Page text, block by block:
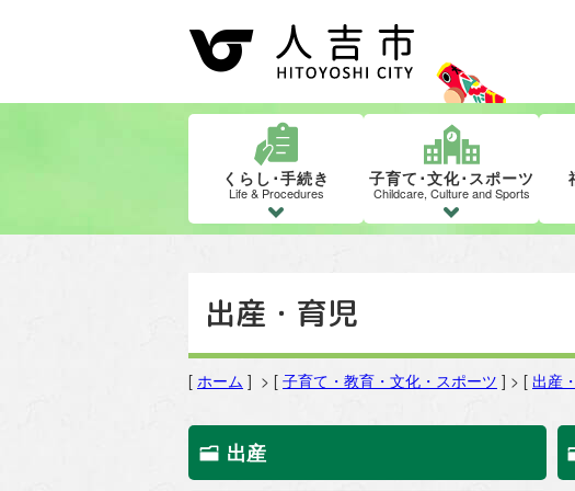
くらし･手続き
Life & Procedures
子育て･文化･スポーツ
Childcare, Culture and Sports
出産・育児
[ ホーム ] > [ 子育て・教育・文化・スポーツ ] > [ 出産
出産